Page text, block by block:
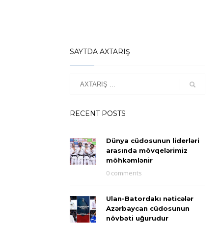
SAYTDA AXTARIŞ
RECENT POSTS
Dünya cüdosunun liderləri
arasında mövqelərimiz
möhkəmlənir
0 comments
Ulan-Batordakı nəticələr
Azərbaycan cüdosunun
növbəti uğurudur